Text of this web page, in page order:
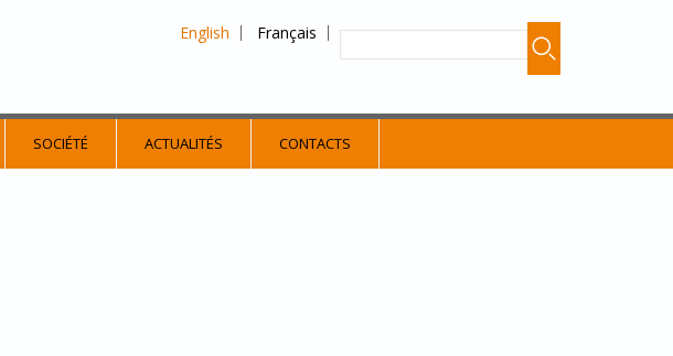
English Français
SOCIÉTÉ ACTUALITÉS CONTACTS